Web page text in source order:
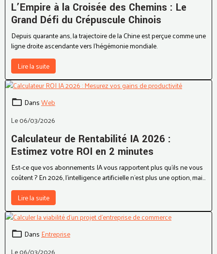
L’Empire à la Croisée des Chemins : Le
Grand Défi du Crépuscule Chinois
Depuis quarante ans, la trajectoire de la Chine est perçue comme une
ligne droite ascendante vers l'hégémonie mondiale.
Lire la suite
DansWeb
Le 06/03/2026
Calculateur de Rentabilité IA 2026 :
Estimez votre ROI en 2 minutes
Est-ce que vos abonnements IA vous rapportent plus qu'ils ne vous
coûtent ? En 2026, l'intelligence artificielle n'est plus une option, mais
une charge fixe majeure pour les entreprises.
Lire la suite
DansEntreprise